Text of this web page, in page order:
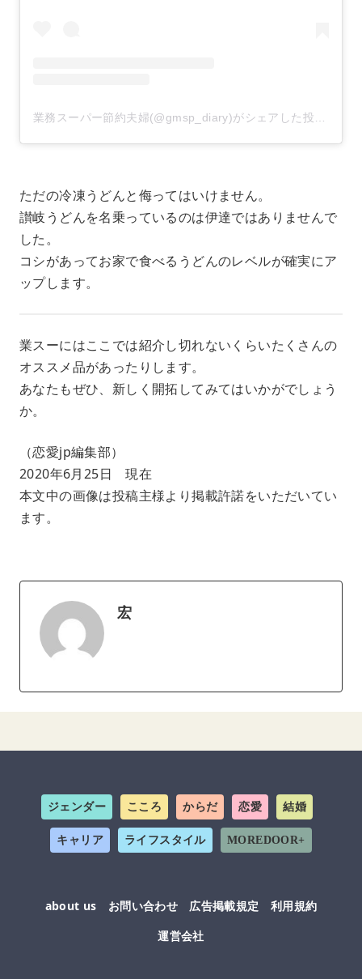
ただの冷凍うどんと侮ってはいけません。
讃岐うどんを名乗っているのは伊達ではありませんで
した。
コシがあってお家で食べるうどんのレベルが確実にア
ップします。
業スーにはここでは紹介し切れないくらいたくさんの
オススメ品があったりします。
あなたもぜひ、新しく開拓してみてはいかがでしょう
か。
（恋愛jp編集部）
2020年6月25日 現在
本文中の画像は投稿主様より掲載許諾をいただいてい
ます。
宏
ジェンダー こころ からだ 恋愛 結婚
キャリア ライフスタイル MOREDOOR+
about us お問い合わせ 広告掲載規定
利用規約
運営会社